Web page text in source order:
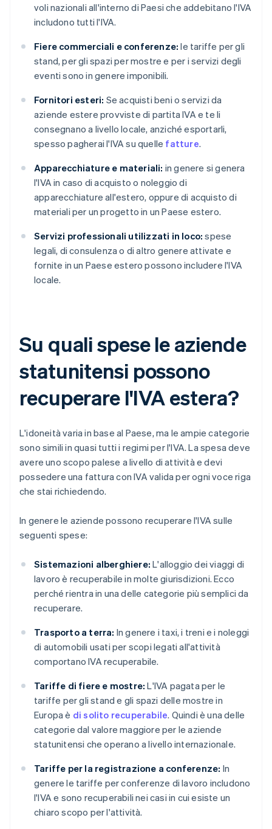
voli nazionali all'interno di Paesi che addebitano l'IVA
includono tutti l'IVA.
Fiere commerciali e conferenze: le tariffe per gli
stand, per gli spazi per mostre e per i servizi degli
eventi sono in genere imponibili.
Fornitori esteri: Se acquisti beni o servizi da
aziende estere provviste di partita IVA e te li
consegnano a livello locale, anziché esportarli,
spesso pagherai l'IVA su quelle fatture.
Apparecchiature e materiali: in genere si genera
l'IVA in caso di acquisto o noleggio di
apparecchiature all'estero, oppure di acquisto di
materiali per un progetto in un Paese estero.
Servizi professionali utilizzati in loco: spese
legali, di consulenza o di altro genere attivate e
fornite in un Paese estero possono includere l'IVA
locale.
Su quali spese le aziende
statunitensi possono
recuperare l'IVA estera?
L'idoneità varia in base al Paese, ma le ampie categorie
sono simili in quasi tutti i regimi per l'IVA. La spesa deve
avere uno scopo palese a livello di attività e devi
possedere una fattura con IVA valida per ogni voce riga
che stai richiedendo.
In genere le aziende possono recuperare l'IVA sulle
seguenti spese:
Sistemazioni alberghiere: L'alloggio dei viaggi di
lavoro è recuperabile in molte giurisdizioni. Ecco
perché rientra in una delle categorie più semplici da
recuperare.
Trasporto a terra: In genere i taxi, i treni e i noleggi
di automobili usati per scopi legati all'attività
comportano IVA recuperabile.
Tariffe di fiere e mostre: L'IVA pagata per le
tariffe per gli stand e gli spazi delle mostre in
Europa è di solito recuperabile. Quindi è una delle
categorie dal valore maggiore per le aziende
statunitensi che operano a livello internazionale.
Tariffe per la registrazione a conferenze: In
genere le tariffe per conferenze di lavoro includono
l'IVA e sono recuperabili nei casi in cui esiste un
chiaro scopo per l'attività.